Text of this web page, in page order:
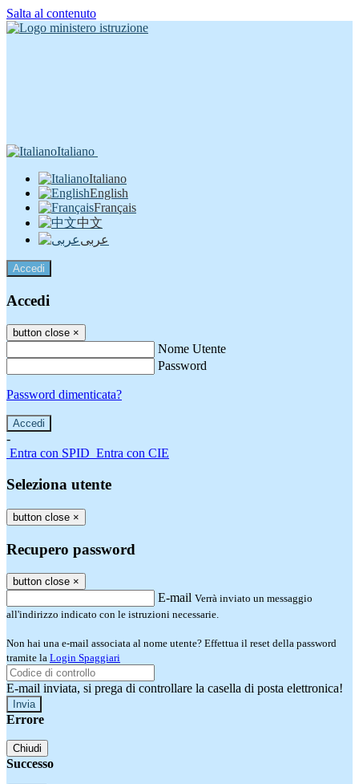
Salta al contenuto
Italiano
Italiano
English
Français
中文
عربى
Accedi
Accedi
button close ×
Nome Utente
Password
Password dimenticata?
-
Entra con SPID Entra con CIE
Seleziona utente
button close ×
Recupero password
button close ×
E-mail Verrà inviato un messaggio
all'indirizzo indicato con le istruzioni necessarie.
Non hai una e-mail associata al nome utente? Effettua il reset della password
tramite la Login Spaggiari
E-mail inviata, si prega di controllare la casella di posta elettronica!
Errore
Chiudi
Successo